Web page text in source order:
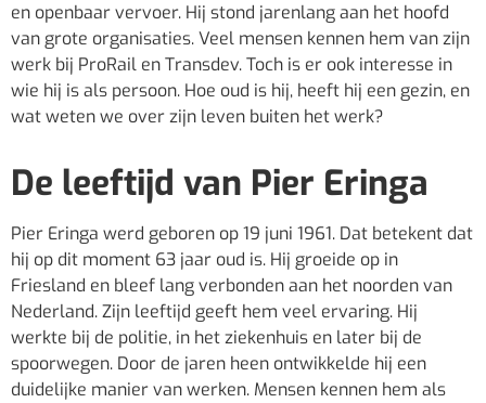
en openbaar vervoer. Hij stond jarenlang aan het hoofd
van grote organisaties. Veel mensen kennen hem van zijn
werk bij ProRail en Transdev. Toch is er ook interesse in
wie hij is als persoon. Hoe oud is hij, heeft hij een gezin, en
wat weten we over zijn leven buiten het werk?
De leeftijd van Pier Eringa
Pier Eringa werd geboren op 19 juni 1961. Dat betekent dat
hij op dit moment 63 jaar oud is. Hij groeide op in
Friesland en bleef lang verbonden aan het noorden van
Nederland. Zijn leeftijd geeft hem veel ervaring. Hij
werkte bij de politie, in het ziekenhuis en later bij de
spoorwegen. Door de jaren heen ontwikkelde hij een
duidelijke manier van werken. Mensen kennen hem als